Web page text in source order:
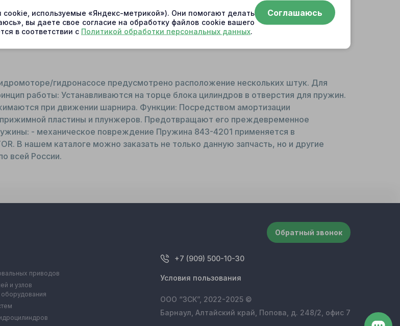
гидронасосе предусмотрено расположение нескольких штук. Для
работы: Устанавливаются на торце блока цилиндров в отверстия для пружин.
при движении шарнира. Функции: Посредством амортизации
пластины и плунжеров. Предотвращают его преждевременное
- механическое повреждение Пружина 843-4201 применяется в
В нашем каталоге можно заказать не только данную запчасть, но и другие
всей России.
Обратный звонок
приводов
и узлов
оборудования
+7 (909) 500-10-30
Условия пользования
ООО “ЗСК”, 2022-2025 ©
Барнаул, Алтайский край, Попова, д. 248/2, офис 7
используемые «Яндекс-метрикой»). Они помогают делать
вы даете свое согласие на обработку файлов cookie вашего
в соответствии с Политикой обработки персональных данных
Соглашаюсь